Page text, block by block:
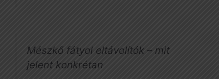
Mészkő fátyol eltávolítók – mit
jelent konkrétan